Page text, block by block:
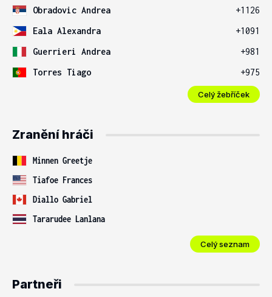
Obradovic Andrea
+1126
Eala Alexandra
+1091
Guerrieri Andrea
+981
Torres Tiago
+975
Celý žebříček
Zranění hráči
Minnen Greetje
Tiafoe Frances
Diallo Gabriel
Tararudee Lanlana
Celý seznam
Partneři